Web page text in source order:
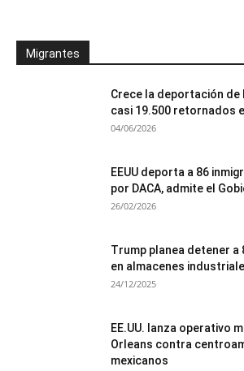
Migrantes
Crece la deportación
casi 19.500 retornados
04/06/2026
EEUU deporta a 86
por DACA, admite el
26/02/2026
Trump planea detener a
en almacenes
24/12/2025
EE.UU. lanza operativo
Orleans contra
mexicanos